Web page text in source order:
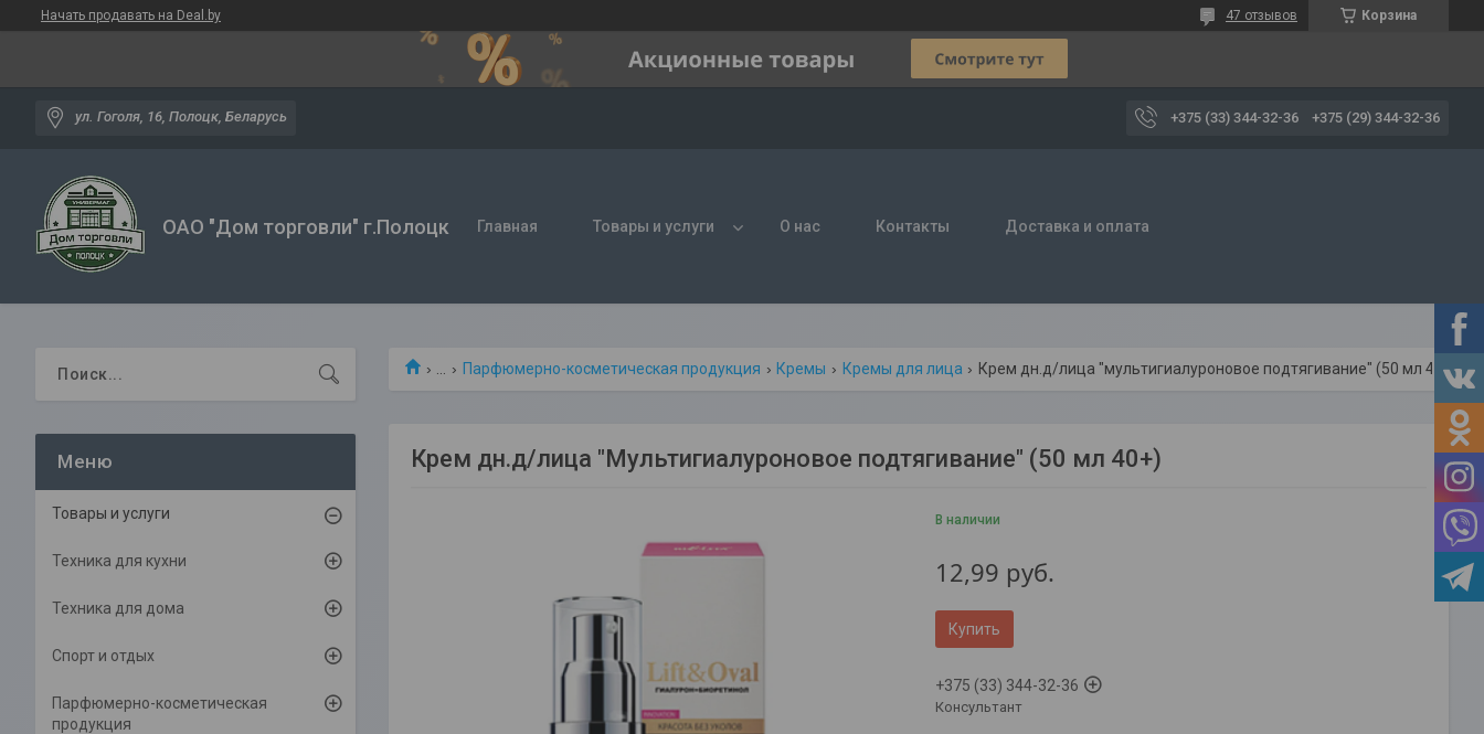
Начать продавать на Deal.by Корзина
47 отзывов
ул. Гоголя, 16, Полоцк, Беларусь +375 (33) 344-32-36 +375 (29) 344-32-36
ОАО "Дом торговли" г.Полоцк Главная Товары и услуги О нас Контакты Доставка и оплата
Парфюмерно-косметическая продукция Кремы Кремы для лица Крем дн.д/лица "мультигиалуроновое подтягивание" (50 мл 40+)
Крем дн.д/лица "Мультигиалуроновое подтягивание" (50 мл 40+)
В наличии
12,99 руб.
Купить
+375 (33) 344-32-36
Консультант
Товары и услуги
Техника для кухни
Техника для дома
Спорт и отдых
Парфюмерно-косметическая
продукция